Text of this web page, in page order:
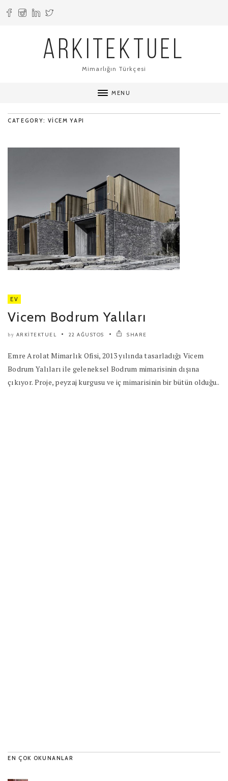
ARKITEKTUEL
Mimarlığın Türkçesi
MENU
CATEGORY: VICEM YAPI
EV
Vicem Bodrum Yalıları
by ARKITEKTUEL 22 AĞUSTOS SHARE
Emre Arolat Mimarlık Ofisi, 2013 yılında tasarladığı Vicem
Bodrum Yalıları ile geleneksel Bodrum mimarisinin dışına
çıkıyor. Proje, peyzaj kurgusu ve iç mimarisinin bir bütün olduğu..
EN ÇOK OKUNANLAR